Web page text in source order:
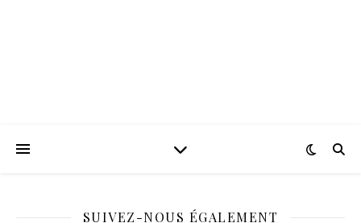
SUIVEZ-NOUS ÉGALEMENT